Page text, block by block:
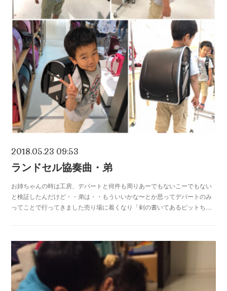
2018.05.23 09:53
ランドセル協奏曲・弟
お姉ちゃんの時は工房、デパートと何件も周りあーでもないこーでもない
と検証したんだけど・・弟は・・もういいかな〜とか思ってデパートのみ
ってことで行ってきました売り場に着くなり「剣の書いてあるピットち…